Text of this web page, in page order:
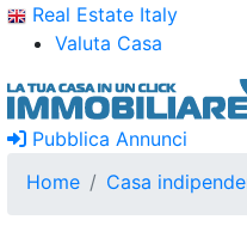
Real Estate Italy
Valuta Casa
Pubblica Annunci
Home
Casa